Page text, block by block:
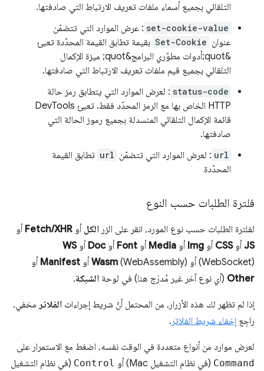
التلقائي بجميع أسماء ملفات تعريف الارتباط التي صادفتها.
set-cookie-value : عرض الموارد التي تتضمّن
عنوان Set-Cookie بقيمة تطابق القيمة المحدّدة تعبئ
&quot;أدوات مطوّري البرامج&quot; ميزة الإكمال
التلقائي بجميع قيم ملفات تعريف الارتباط التي صادفتها.
status-code : لعرض الموارد التي يتطابق رمز حالة
HTTP الخاص بها مع الرمز المحدّد فقط. تعبئ DevTools
قائمة الإكمال التلقائي المنسدلة بجميع رموز الحالة التي
صادفتها.
url : لعرض الموارد التي تتضمّن url تطابق القيمة
المحدّدة
فلترة الطلبات حسب النوع
لفلترة الطلبات حسب نوع المورد، انقر على الزر الكل أو Fetch/XHR أو
JS أوCSS أو Img أو Media أو Font أوDoc أوWS
(WebSocket) أو
Wasm (WebAssembly) أو Manifest أو
Other (أي نوع آخر غير مُدرَج هنا) في لوحة الشبكة.
إذا لم تظهر لك هذه الأزرار، من المحتمل أنّ شريط إجراءات الفلاتر مخفي.
راجِع إخفاء شريط الفلاتر .
لعرض موارد من أنواع متعددة في الوقت نفسه، اضغط مع الاستمرار على
Command (في نظام التشغيل Mac) أو Control (في نظام التشغيل